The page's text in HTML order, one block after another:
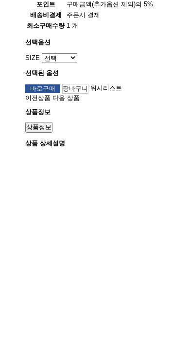
포인트
구매금액(추가옵션 제외)의 5%
배송비결제
주문시 결제
최소구매수량 1 개
선택옵션
SIZE
선택된 옵션
바로구매 장바구니 위시리스트
이전상품 다음 상품
상품정보
상품정보
상품 상세설명